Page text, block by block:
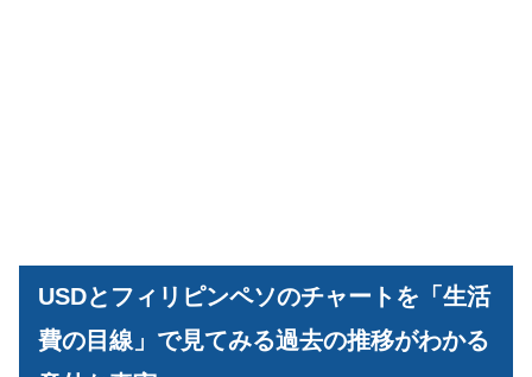
USDとフィリピンペソのチャートを「生活
費の目線」で見てみる過去の推移がわかる